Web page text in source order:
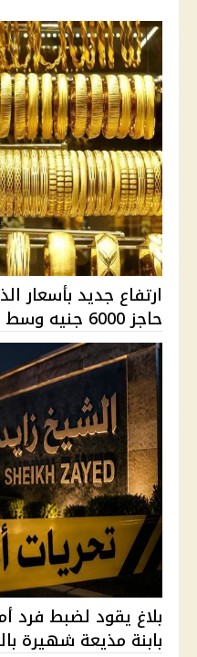
حاجز 6000 جنيه وسط مكاسب ع...
بلاغ يقود لضبط
بابنة مذيعة شهيرة